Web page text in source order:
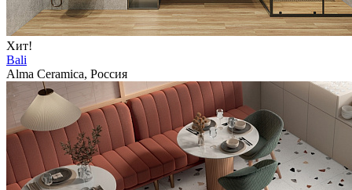
Хит!
Bali
Alma Ceramica, Россия